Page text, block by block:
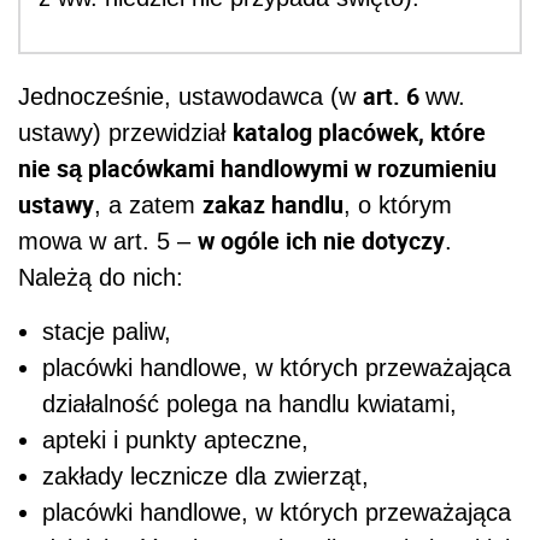
Jednocześnie, ustawodawca (w art. 6 ww.
ustawy) przewidział katalog placówek, które
nie są placówkami handlowymi w rozumieniu
ustawy, a zatem zakaz handlu, o którym
mowa w art. 5 – w ogóle ich nie dotyczy.
Należą do nich:
stacje paliw,
placówki handlowe, w których przeważająca
działalność polega na handlu kwiatami,
apteki i punkty apteczne,
zakłady lecznicze dla zwierząt,
placówki handlowe, w których przeważająca